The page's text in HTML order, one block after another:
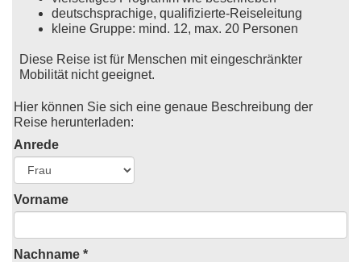
deutschsprachige, qualifizierte-Reiseleitung
kleine Gruppe: mind. 12, max. 20 Personen
Diese Reise ist für Menschen mit eingeschränkter
Mobilität nicht geeignet.
Hier können Sie sich eine genaue Beschreibung der
Reise herunterladen:
Anrede
Vorname
Nachname *